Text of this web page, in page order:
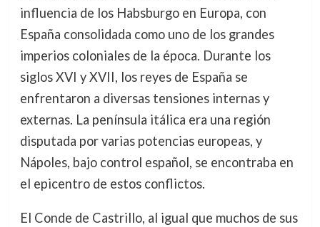
influencia de los Habsburgo en Europa, con
España consolidada como uno de los grandes
imperios coloniales de la época. Durante los
siglos XVI y XVII, los reyes de España se
enfrentaron a diversas tensiones internas y
externas. La península itálica era una región
disputada por varias potencias europeas, y
Nápoles, bajo control español, se encontraba en
el epicentro de estos conflictos.
El Conde de Castrillo, al igual que muchos de sus